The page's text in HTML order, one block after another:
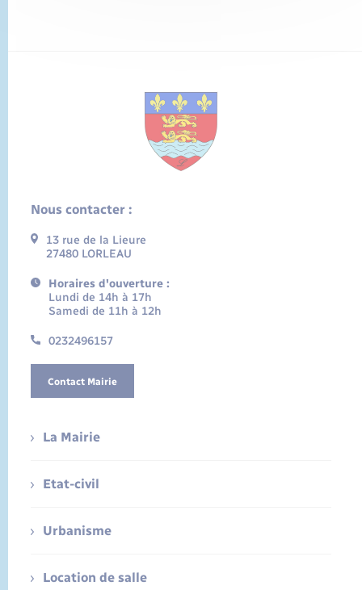
Nous contacter :
13 rue de la Lieure
27480 LORLEAU
Horaires d'ouverture :
Lundi de 14h à 17h
Samedi de 11h à 12h
0232496157
Contact Mairie
La Mairie
Etat-civil
Urbanisme
Location de salle